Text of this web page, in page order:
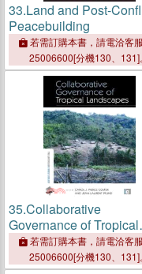
33.Land and Post-
Peacebuilding
若需訂購本書，請電洽客
25006600[分機130、131]。
35.Collaborative
Governance of Tropical
Landscapes
若需訂購本書，請電洽客
25006600[分機130、131]。